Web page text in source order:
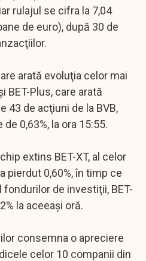
rulajul se cifra la 7,04
de euro), după 30 de
arată evoluţia celor mai
BET-Plus, care arată
43 de acţiuni de la BVB,
0,63%, la ora 15:55.
extins BET-XT, al celor
pierdut 0,60%, în timp ce
de investiţii, BET-
la aceeași oră.
consemna o apreciere
celor 10 companii din